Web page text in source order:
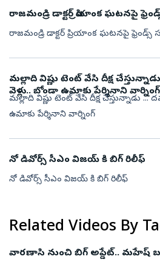
రాజమండ్రి డాక్టర్ ప్రియాంక ఘటనపై
రాజమండ్రి డాక్టర్ ప్రియాంక ఘటనపై ఫ్రెండ్స్
మల్లాది విష్ణు టెంట్ వేసి దీక్ష చేస్తున్నాడు ... దమ్ముంటే
వెళ్లు.. బోండా ఉమాకు పేర్శినాని వార్నింగ్
మల్లాది విష్ణు టెంట్ వేసి దీక్ష చేస్తున్నాడు ... దమ్ముంటే ఈరోజు వెళ్లు.. బోండా
ఉమాకు పేర్శినాని వార్నింగ్
నో డివోర్స్ సీఎం విజయ్ కి బిగ్ రిలీఫ్
నో డివోర్స్ సీఎం విజయ్ కి బిగ్ రిలీఫ్
Related Videos By
వారణాసి నుంచి బిగ్ అప్డేట్.. మహేష్